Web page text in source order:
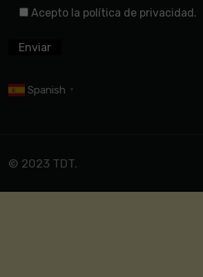
Acepto la política de privacidad.
Spanish ▼
© 2023 TDT.